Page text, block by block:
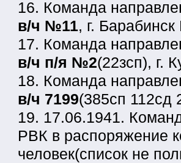
16. Команда
в/ч №11, г.
17. Команда
в/ч п/я №2(22зсп), г.
18. Команда
в/ч 7199(385сп 112сд
19. 17.06.1941.
РВК в распоряжение
человек(список не